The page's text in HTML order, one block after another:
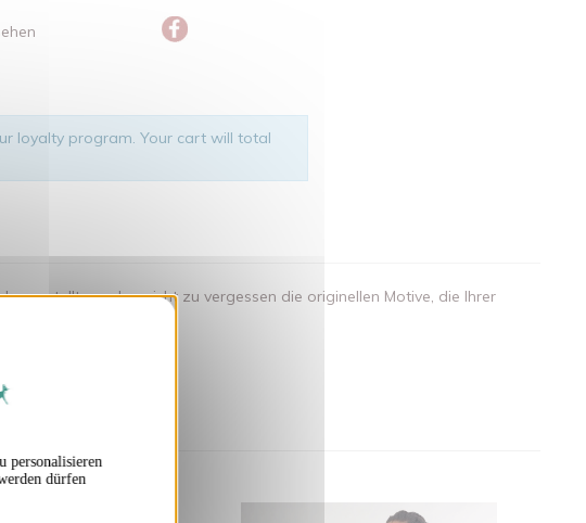
personalisieren
dürfen
loyalty program. Your cart will total
wurde... nicht zu vergessen die originellen Motive, die Ihrer